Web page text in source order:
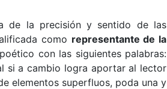
de la precisión y sentido de las
como representante de la
con las siguientes palabras:
si a cambio logra aportar al lector
elementos superfluos, poda una y